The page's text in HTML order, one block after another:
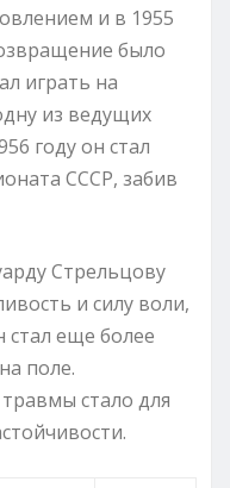
и в 1955
было
играть на
из ведущих
году он стал
СССР, забив
Стрельцову
и силу воли,
стал еще более
поле.
стало для